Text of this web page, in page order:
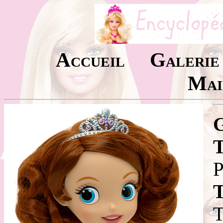
Accueil
Galerie